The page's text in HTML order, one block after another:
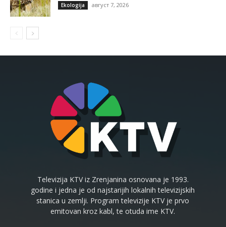
Ekologija август 7, 2026
Televizija KTV iz Zrenjanina osnovana je 1993.
godine i jedna je od najstarijih lokalnih televizijskih
stanica u zemlji. Program televizije KTV je prvo
emitovan kroz kabl, te otuda ime KTV.